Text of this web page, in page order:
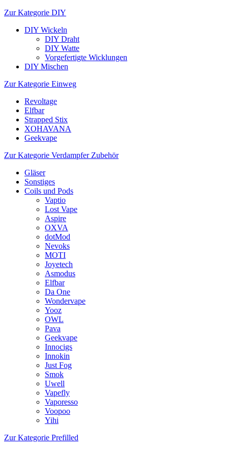
Zur Kategorie DIY
DIY Wickeln
DIY Draht
DIY Watte
Vorgefertigte Wicklungen
DIY Mischen
Zur Kategorie Einweg
Revoltage
Elfbar
Strapped Stix
XOHAVANA
Geekvape
Zur Kategorie Verdampfer Zubehör
Gläser
Sonstiges
Coils und Pods
Vaptio
Lost Vape
Aspire
OXVA
dotMod
Nevoks
MOTI
Joyetech
Asmodus
Elfbar
Da One
Wondervape
Yooz
OWL
Pava
Geekvape
Innocigs
Innokin
Just Fog
Smok
Uwell
Vapefly
Vaporesso
Voopoo
Yihi
Zur Kategorie Prefilled